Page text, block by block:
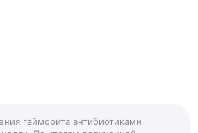
гайморита антибиотиками